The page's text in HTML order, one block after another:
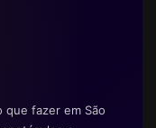
que fazer em São